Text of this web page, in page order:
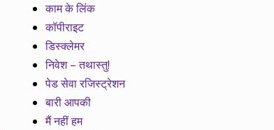
काम के लिंक
कॉपीराइट
डिस्क्लेमर
निवेश – तथास्तु!
पेड सेवा रजिस्ट्रेशन
बारी आपकी
मैं नहीं हम